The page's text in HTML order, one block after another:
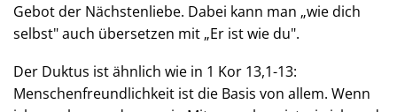
Gebot der Nächstenliebe. Dabei kann man „wie dich
selbst" auch übersetzen mit „Er ist wie du".
Der Duktus ist ähnlich wie in 1 Kor 13,1-13:
Menschenfreundlichkeit ist die Basis von allem. Wenn